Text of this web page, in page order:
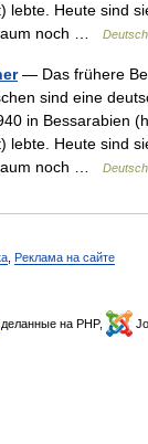
lebte. Heute sind
noch …
— Das frühere
sind eine
in Bessarabien
lebte. Heute sind
noch …
Реклама на сайте
на PHP,